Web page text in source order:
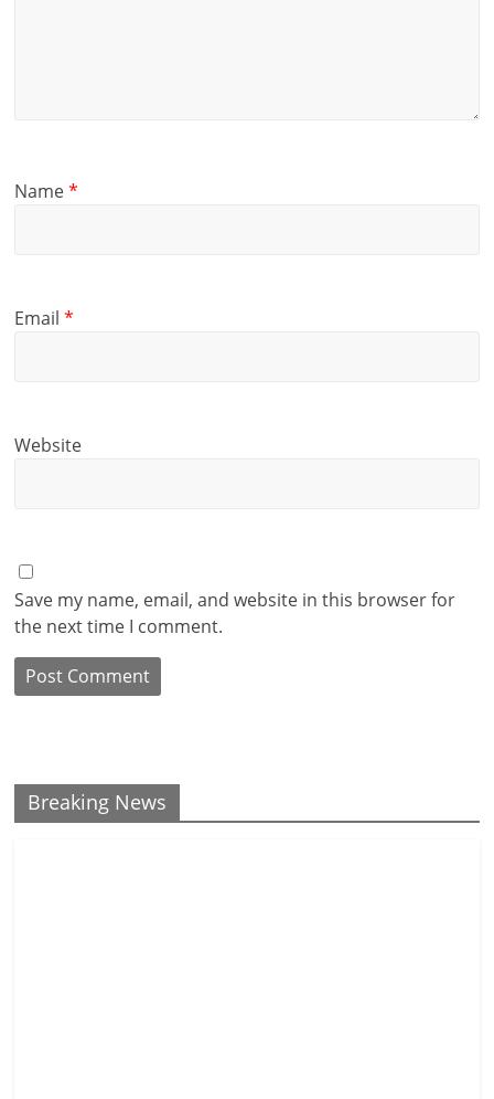
Name*
Email*
Website
Save my name, email, and website in this browser for
the next time I comment.
Breaking News